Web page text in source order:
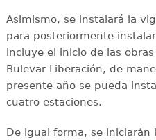
Asimismo, se instalará la
para posteriormente
incluye el inicio de las
Bulevar Liberación, de
presente año se pueda
cuatro estaciones.
De igual forma, se